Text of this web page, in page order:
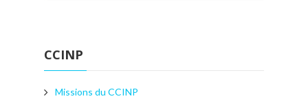
CCINP
Missions du CCINP